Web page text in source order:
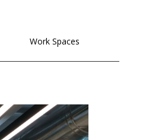
Work Spaces